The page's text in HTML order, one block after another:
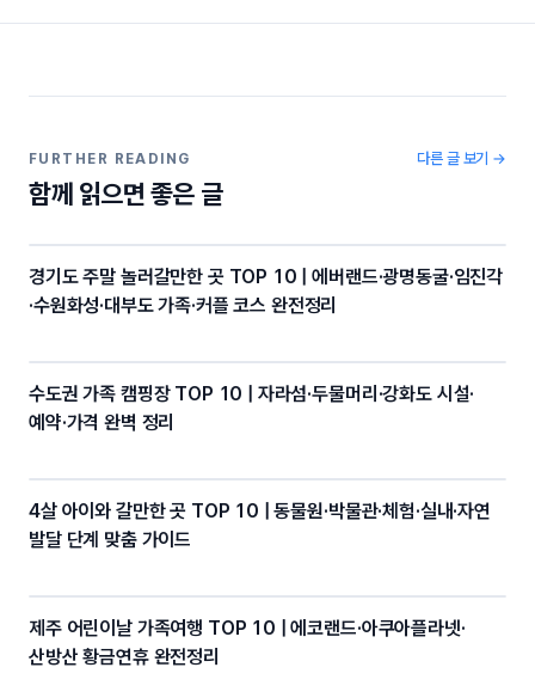
c
b
o
k
itt
e
a
p
Li
FURTHER READING
함께 읽으면 좋은 글
다른 글 보기 →
경기도 주말 놀러갈만한 곳 TOP 10 | 에버랜드·광명동굴·임진각
·수원화성·대부도 가족·커플 코스 완전정리
수도권 가족 캠핑장 TOP 10 | 자라섬·두물머리·강화도 시설·
예약·가격 완벽 정리
4살 아이와 갈만한 곳 TOP 10 | 동물원·박물관·체험·실내·자연
발달 단계 맞춤 가이드
제주 어린이날 가족여행 TOP 10 | 에코랜드·아쿠아플라넷·
산방산 황금연휴 완전정리